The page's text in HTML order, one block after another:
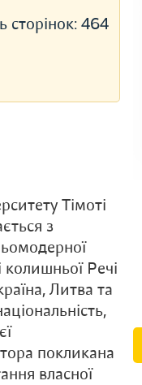
сторінок:464
Тімоті
з
Речі
Литва та
покликана
власної